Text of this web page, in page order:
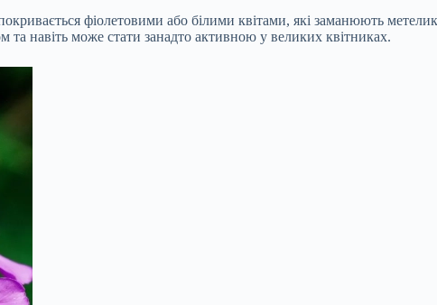
фіолетовими або білими квітами, які заманюють
та навіть може стати занадто активною у великих квітниках.